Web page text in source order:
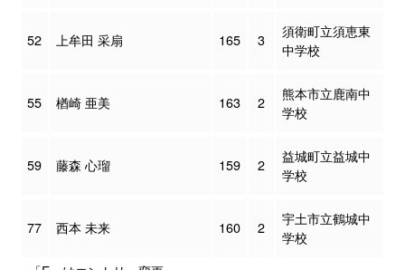
52 上牟田 采扇 165 3
須衛町立須恵東
中学校
55 楢崎 亜美 163 2
熊本市立鹿南中
学校
59 藤森 心瑠 159 2
益城町立益城中
学校
77 西本 未来 160 2
宇土市立鶴城中
学校